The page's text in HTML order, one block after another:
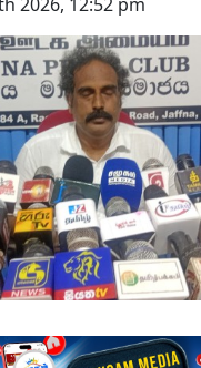
2026, 12:52 pm